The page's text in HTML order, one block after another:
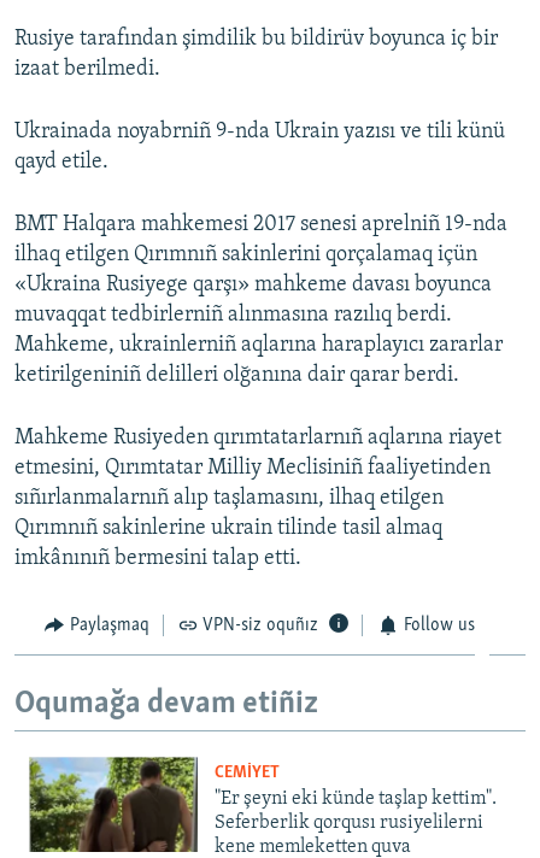
RFE/RS bütün saytları
Rusiye tarafından şimdilik bu bildirüv boyunca iç bir
izaat berilmedi.
Ukrainada noyabrniñ 9-nda Ukrain yazısı ve tili künü
qayd etile.
BMT Halqara mahkemesi 2017 senesi aprelniñ 19-nda
ilhaq etilgen Qırımnıñ sakinlerini qorçalamaq içün
«Ukraina Rusiyege qarşı» mahkeme davası boyunca
muvaqqat tedbirlerniñ alınmasına razılıq berdi.
Mahkeme, ukrainlerniñ aqlarına haraplayıcı zararlar
ketirilgeniniñ delilleri olğanına dair qarar berdi.
Mahkeme Rusiyeden qırımtatarlarnıñ aqlarına riayet
etmesini, Qırımtatar Milliy Meclisiniñ faaliyetinden
sıñırlanmalarnıñ alıp taşlamasını, ilhaq etilgen
Qırımnıñ sakinlerine ukrain tilinde tasil almaq
imkânınıñ bermesini talap etti.
Paylaşmaq VPN-siz oquñız Follow us
Oqumağa devam etiñiz
CEMİYET
"Er şeyni eki künde taşlap kettim".
Seferberlik qorqusı rusiyelilerni
kene memleketten quva